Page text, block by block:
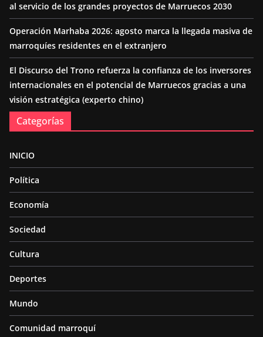
al servicio de los grandes proyectos de Marruecos 2030
Operación Marhaba 2026: agosto marca la llegada masiva de
marroquíes residentes en el extranjero
El Discurso del Trono refuerza la confianza de los inversores
internacionales en el potencial de Marruecos gracias a una
visión estratégica (experto chino)
Categorías
INICIO
Política
Economía
Sociedad
Cultura
Deportes
Mundo
Comunidad marroquí